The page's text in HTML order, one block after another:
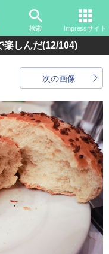
検索 Impressサイト
楽しんだ(12/104)
次の画像